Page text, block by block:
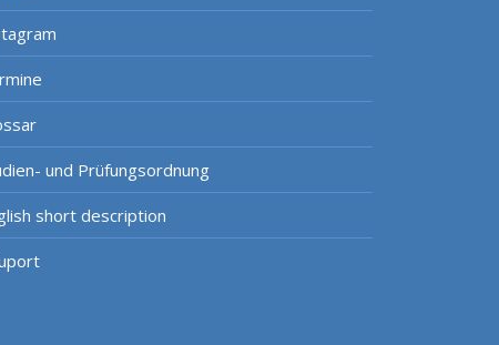
und Prüfungsordnung
short description